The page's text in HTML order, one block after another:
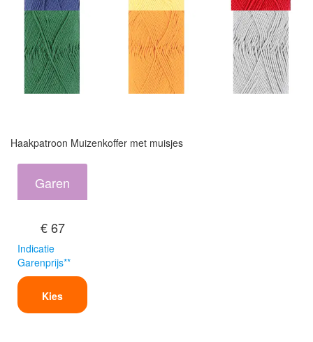
Haakpatroon Muizenkoffer met muisjes
Garen
€ 67
Indicatie
Garenprijs**
Kies